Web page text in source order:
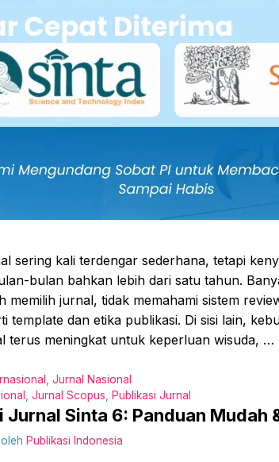
sering kali terdengar sederhana, tetapi
bulan bahkan lebih dari satu tahun.
memilih jurnal, tidak memahami sistem
template dan etika publikasi. Di sisi lain,
terus meningkat untuk keperluan wisuda, …
Jurnal Nasional
Jurnal Scopus Publikasi Jurnal
Jurnal Sinta 6: Panduan Mudah
oleh Publikasi Indonesia